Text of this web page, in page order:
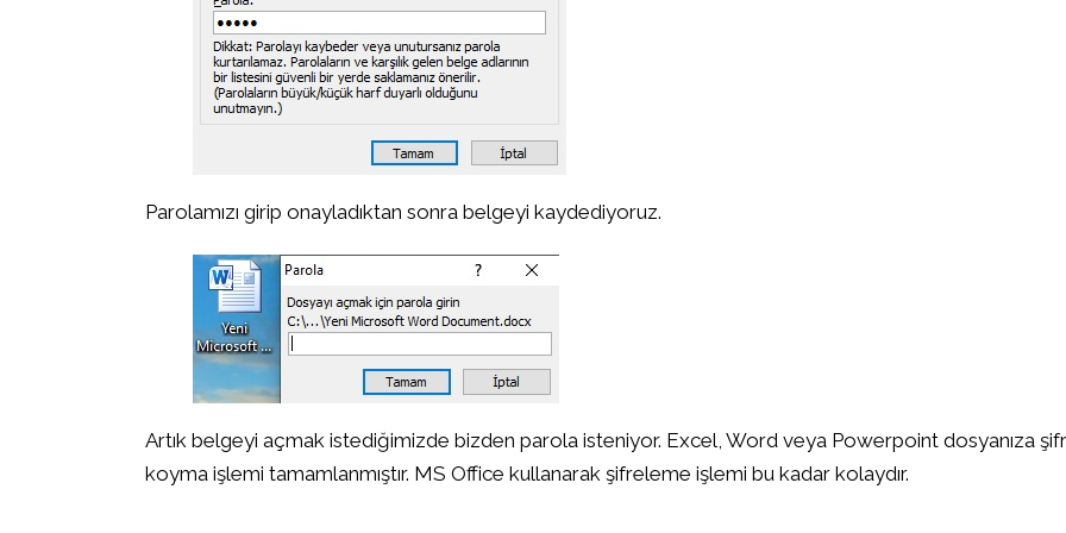
Parolamızı girip onayladıktan sonra belgeyi kaydediyoruz.
Artık belgeyi açmak istediğimizde bizden parola isteniyor. Excel, Word veya Powerpoint dosyanıza
koyma işlemi tamamlanmıştır. MS Office kullanarak şifreleme işlemi bu kadar kolaydır.